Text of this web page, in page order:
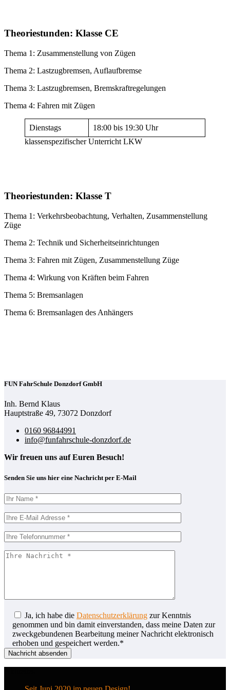
Theoriestunden: Klasse CE
Thema 1: Zusammenstellung von Zügen
Thema 2: Lastzugbremsen, Auflaufbremse
Thema 3: Lastzugbremsen, Bremskraftregelungen
Thema 4: Fahren mit Zügen
Dienstags
18:00 bis 19:30 Uhr
klassenspezifischer Unterricht LKW
Theoriestunden: Klasse T
Thema 1: Verkehrsbeobachtung, Verhalten, Zusammenstellung
Züge
Thema 2: Technik und Sicherheitseinrichtungen
Thema 3: Fahren mit Zügen, Zusammenstellung Züge
Thema 4: Wirkung von Kräften beim Fahren
Thema 5: Bremsanlagen
Thema 6: Bremsanlagen des Anhängers
FUN FahrSchule Donzdorf GmbH
Inh. Bernd Klaus
Hauptstraße 49, 73072 Donzdorf
0160 96844991
info@funfahrschule-donzdorf.de
Wir freuen uns auf Euren Besuch!
Senden Sie uns hier eine Nachricht per E-Mail
Ja, ich habe die Datenschutzerklärung zur Kenntnis
genommen und bin damit einverstanden, dass meine Daten zur
zweckgebundenen Bearbeitung meiner Nachricht elektronisch
erhoben und gespeichert werden.*